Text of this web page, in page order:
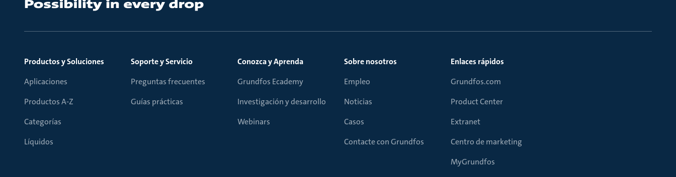
Productos y Soluciones
Aplicaciones
Productos A-Z
Categorías
Líquidos
Soporte y Servicio
Preguntas frecuentes
Guías prácticas
Conozca y Aprenda
Grundfos Ecademy
Investigación y desarrollo
Webinars
Sobre nosotros
Empleo
Noticias
Casos
Contacte con Grundfos
Enlaces rápidos
Grundfos.com
Product Center
Extranet
Centro de marketing
MyGrundfos